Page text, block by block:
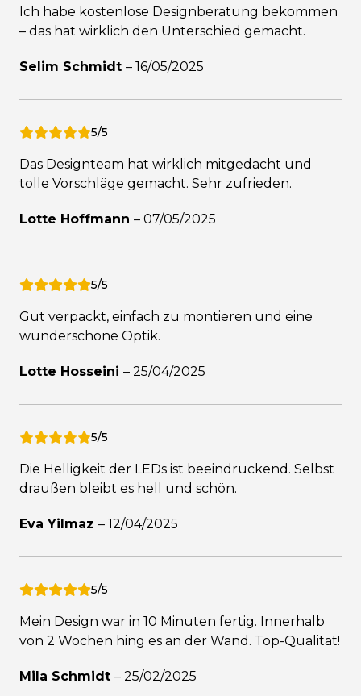
Ich habe kostenlose Designberatung bekommen
– das hat wirklich den Unterschied gemacht.
Selim Schmidt – 16/05/2025
5/5
Das Designteam hat wirklich mitgedacht und
tolle Vorschläge gemacht. Sehr zufrieden.
Lotte Hoffmann – 07/05/2025
5/5
Gut verpackt, einfach zu montieren und eine
wunderschöne Optik.
Lotte Hosseini – 25/04/2025
5/5
Die Helligkeit der LEDs ist beeindruckend. Selbst
draußen bleibt es hell und schön.
Eva Yilmaz – 12/04/2025
5/5
Mein Design war in 10 Minuten fertig. Innerhalb
von 2 Wochen hing es an der Wand. Top-Qualität!
Mila Schmidt – 25/02/2025